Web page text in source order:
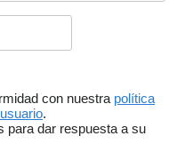
con nuestra política
.
para dar respuesta a su